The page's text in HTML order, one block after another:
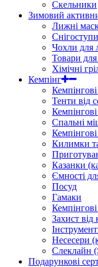
Скельники
Зимовий
Лижні
Снігоступи
Чохли для
Товари
Хімічні
Кемпінг
Тенти від
Спальні
Кемпінгові
Килимки
Казанки
Ємності
Посуд
Гамаки
Захист від
Несесери
Слеклайн
Подарункові